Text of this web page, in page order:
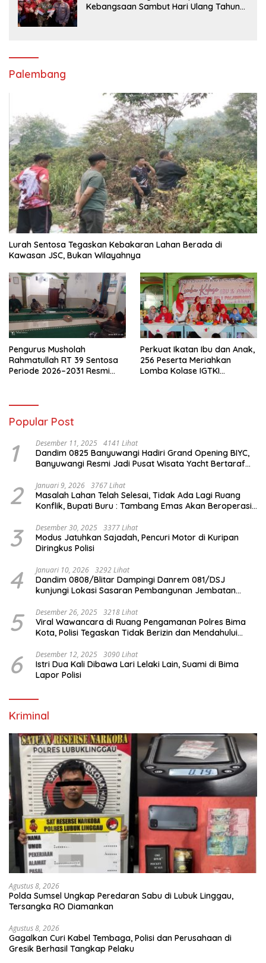
Kebangsaan Sambut Hari Ulang Tahun
Palembang
Lurah Sentosa Tegaskan Kebakaran Lahan Berada di
Kawasan JSC, Bukan Wilayahnya
Pengurus Musholah
Rahmatullah RT 39 Sentosa
Periode 2026–2031 Resmi
Perkuat Ikatan Ibu dan Anak,
256 Peserta Meriahkan
Lomba Kolase IGTKI
Popular Post
1 Desember 11, 2025 4141 Lihat
Dandim 0825 Banyuwangi Hadiri Grand Opening BIYC,
Banyuwangi Resmi Jadi Pusat Wisata Yacht Bertaraf
2 Januari 9, 2026 3767 Lihat
Masalah Lahan Telah Selesai, Tidak Ada Lagi Ruang
Konflik, Bupati Buru : Tambang Emas Akan Beroperasi
3 Desember 30, 2025 3377 Lihat
Modus Jatuhkan Sajadah, Pencuri Motor di Kuripan
Diringkus Polisi
4 Januari 10, 2026 3292 Lihat
Dandim 0808/Blitar Dampingi Danrem 081/DSJ
kunjungi Lokasi Sasaran Pembangunan Jembatan
5 Desember 26, 2025 3218 Lihat
Viral Wawancara di Ruang Pengamanan Polres Bima
Kota, Polisi Tegaskan Tidak Berizin dan Mendahului
6 Desember 12, 2025 3090 Lihat
Istri Dua Kali Dibawa Lari Lelaki Lain, Suami di Bima
Lapor Polisi
Kriminal
Agustus 8, 2026
Polda Sumsel Ungkap Peredaran Sabu di Lubuk Linggau,
Tersangka RO Diamankan
Agustus 8, 2026
Gagalkan Curi Kabel Tembaga, Polisi dan Perusahaan di
Gresik Berhasil Tangkap Pelaku